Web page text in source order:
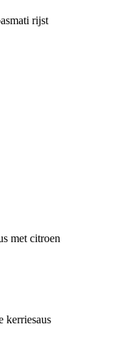
rijst
met citroen
kerriesaus